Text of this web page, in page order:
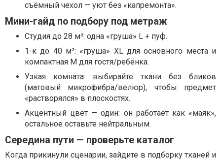
съёмный чехол — уют без «капремонта».
Мини-гайд по подбору под метраж
Студия до 28 м²: одна «груша» L + пуф.
1-к до 40 м²: «груша» XL для основного места и
компактная M для гостя/ребёнка.
Узкая комната: выбирайте ткани без бликов
(матовый микрофибра/велюр), чтобы предмет
«растворялся» в плоскостях.
Акцентный цвет — один: он работает как «маяк»,
остальное оставьте нейтральным.
Середина пути — проверьте каталог
Когда прикинули сценарии, зайдите в подборку тканей и